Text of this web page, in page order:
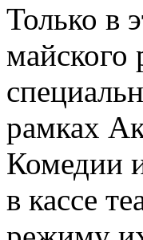
Только в
майского
рамках
Комедии
в кассе